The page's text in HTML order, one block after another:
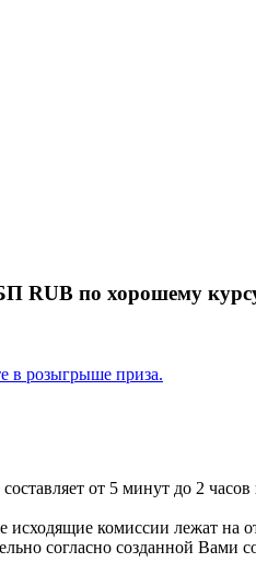
RUB по хорошему
в розыгрыше приза.
от 5 минут до 2
комиссии лежат на
согласно созданной Вами